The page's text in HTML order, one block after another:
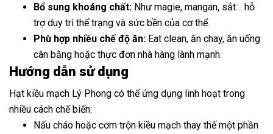
Bổ sung khoáng chất: Như magie, mangan, sắt… hỗ
trợ duy trì thể trạng và sức bền của cơ thể.
Phù hợp nhiều chế độ ăn: Eat clean, ăn chay, ăn uống
cân bằng hoặc thực đơn nhà hàng lành mạnh.
Hướng dẫn sử dụng
Hạt kiều mạch Lý Phong có thể ứng dụng linh hoạt trong
nhiều cách chế biến:
Nấu cháo hoặc cơm trộn kiều mạch thay thế một phần